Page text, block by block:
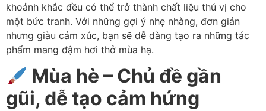
khoảnh khắc đều có thể trở thành chất liệu thú vị cho
một bức tranh. Với những gợi ý nhẹ nhàng, đơn giản
nhưng giàu cảm xúc, bạn sẽ dễ dàng tạo ra những tác
phẩm mang đậm hơi thở mùa hạ.
Mùa hè – Chủ đề gần
gũi, dễ tạo cảm hứng